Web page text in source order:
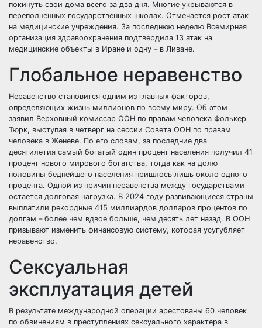
покинуть свои дома всего за два дня. Многие укрываются в
переполненных государственных школах. Отмечается рост атак
на медицинские учреждения. За последнюю неделю Всемирная
организация здравоохранения подтвердила 13 атак на
медицинские объекты в Иране и одну – в Ливане.
Глобальное неравенство
Неравенство становится одним из главных факторов,
определяющих жизнь миллионов по всему миру. Об этом
заявил Верховный комиссар ООН по правам человека Фолькер
Тюрк, выступая в четверг на сессии Совета ООН по правам
человека в Женеве. По его словам, за последние два
десятилетия самый богатый один процент населения получил 41
процент нового мирового богатства, тогда как на долю
половины беднейшего населения пришлось лишь около одного
процента. Одной из причин неравенства между государствами
остается долговая нагрузка. В 2024 году развивающиеся страны
выплатили рекордные 415 миллиардов долларов процентов по
долгам – более чем вдвое больше, чем десять лет назад. В ООН
призывают изменить финансовую систему, которая усугубляет
неравенство.
Сексуальная
эксплуатация детей
В результате международной операции арестованы 60 человек
по обвинениям в преступлениях сексуального характера в